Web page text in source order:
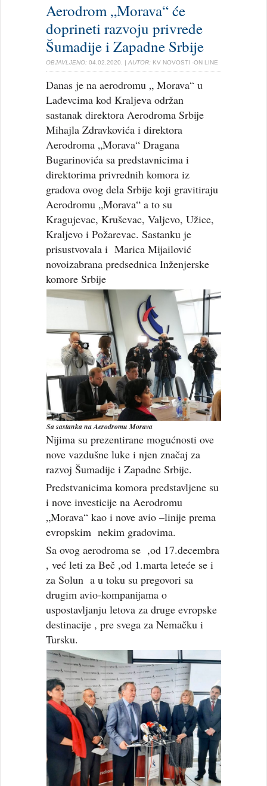
Aerodrom „Morava“ će
doprineti razvoju privrede
Šumadije i Zapadne Srbije
OBJAVLJENO: 04.02.2020. | AUTOR: KV NOVOSTI -ON LINE
Danas je na aerodromu „ Morava“ u
Lađevcima kod Kraljeva održan
sastanak direktora Aerodroma Srbije
Mihajla Zdravkovića i direktora
Aerodroma „Morava“ Dragana
Bugarinovića sa predstavnicima i
direktorima privrednih komora iz
gradova ovog dela Srbije koji gravitiraju
Aerodromu „Morava“ a to su
Kragujevac, Kruševac, Valjevo, Užice,
Kraljevo i Požarevac. Sastanku je
prisustvovala i Marica Mijailović
novoizabrana predsednica Inženjerske
komore Srbije
Sa sastanka na Aerodromu Morava
Nijima su prezentirane mogućnosti ove
nove vazdušne luke i njen značaj za
razvoj Šumadije i Zapadne Srbije.
Predstvanicima komora predstavljene su
i nove investicije na Aerodromu
„Morava“ kao i nove avio –linije prema
evropskim nekim gradovima.
Sa ovog aerodroma se ,od 17.decembra
, već leti za Beč ,od 1.marta leteće se i
za Solun a u toku su pregovori sa
drugim avio-kompanijama o
uspostavljanju letova za druge evropske
destinacije , pre svega za Nemačku i
Tursku.